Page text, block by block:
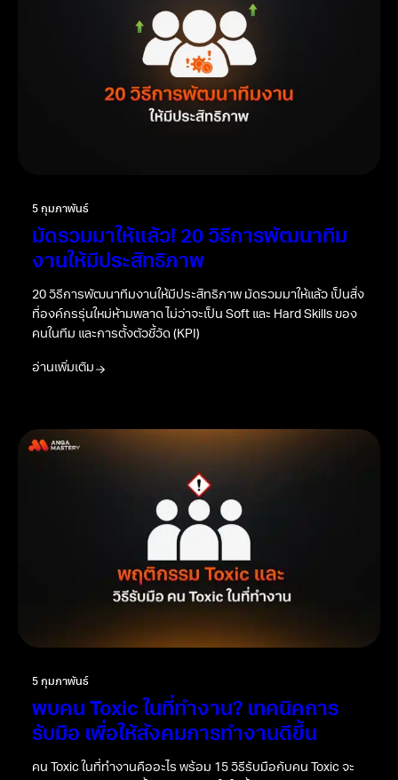
5 กุมภาพันธ์
มัดรวมมาให้แล้ว! 20 วิธีการพัฒนาทีม
งานให้มีประสิทธิภาพ
20 วิธีการพัฒนาทีมงานให้มีประสิทธิภาพ มัดรวมมาให้แล้ว เป็นสิ่ง
ที่องค์กรรุ่นใหม่ห้ามพลาด ไม่ว่าจะเป็น Soft และ Hard Skills ของ
คนในทีม และการตั้งตัวชี้วัด (KPI)
อ่านเพิ่มเติม
5 กุมภาพันธ์
พบคน Toxic ในที่ทำงาน? เทคนิคการ
รับมือ เพื่อให้สังคมการทำงานดีขึ้น
คน Toxic ในที่ทำงานคืออะไร พร้อม 15 วิธีรับมือกับคน Toxic จะ